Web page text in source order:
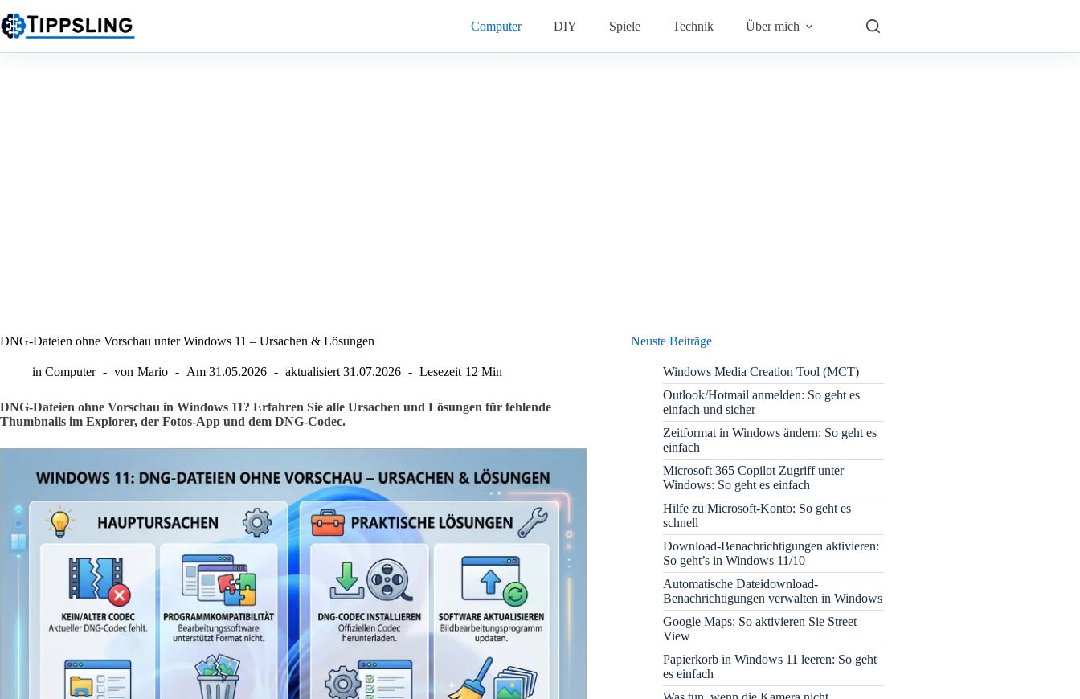
Inhalt
springen
Computer DIY Spiele Technik Über mich
DNG-Dateien ohne Vorschau unter Windows 11 – Ursachen & Lösungen
in Computer von Mario Am 31.05.2026 aktualisiert 31.07.2026 Lesezeit 12 Min
DNG-Dateien ohne Vorschau in Windows 11? Erfahren Sie alle Ursachen und Lösungen für fehlende
Thumbnails im Explorer, der Fotos-App und dem DNG-Codec.
Neuste Beiträge
Windows Media Creation Tool (MCT)
Outlook/Hotmail anmelden: So geht es
einfach und sicher
Zeitformat in Windows ändern: So geht es
einfach
Microsoft 365 Copilot Zugriff unter
Windows: So geht es einfach
Hilfe zu Microsoft-Konto: So geht es
schnell
Download-Benachrichtigungen aktivieren:
So geht’s in Windows 11/10
Automatische Dateidownload-
Benachrichtigungen verwalten in Windows
Google Maps: So aktivieren Sie Street
View
Papierkorb in Windows 11 leeren: So geht
es einfach